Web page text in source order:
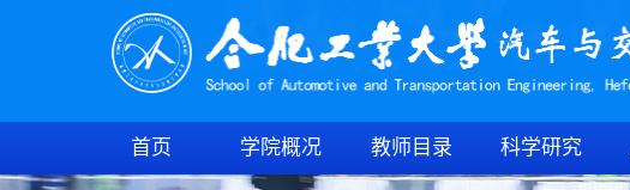
首页 学院概况 教师目录 科学研究